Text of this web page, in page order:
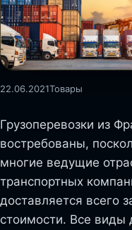
22.06.2021Товары
Грузоперевозки из
востребованы,
многие ведущие
транспортных
доставляется всего
стоимости. Все виды